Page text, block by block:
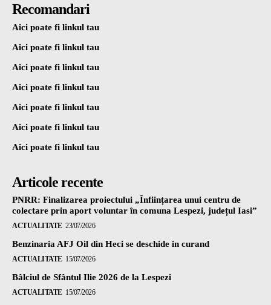
Recomandari
Aici poate fi linkul tau
Aici poate fi linkul tau
Aici poate fi linkul tau
Aici poate fi linkul tau
Aici poate fi linkul tau
Aici poate fi linkul tau
Aici poate fi linkul tau
Articole recente
PNRR: Finalizarea proiectului „Înființarea unui centru de
colectare prin aport voluntar în comuna Lespezi, județul Iasi”
ACTUALITATE 23/07/2026
Benzinaria AFJ Oil din Heci se deschide in curand
ACTUALITATE 15/07/2026
Bâlciul de Sfântul Ilie 2026 de la Lespezi
ACTUALITATE 15/07/2026